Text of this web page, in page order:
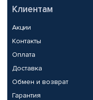
Клиентам
Акции
Контакты
Оплата
Доставка
Обмен и возврат
Гарантия